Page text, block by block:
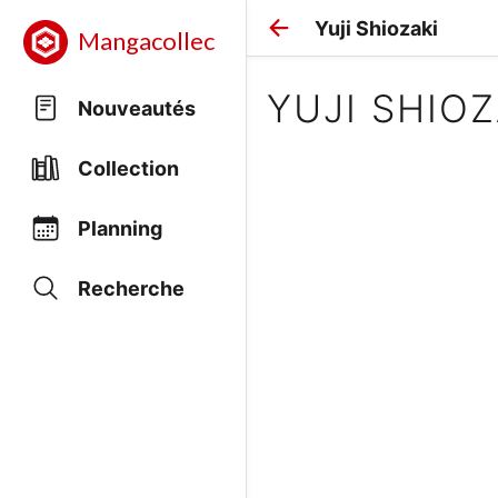
Mangacollec
Nouveautés
Collection
Planning
Recherche
Yuji Shiozaki
YUJI